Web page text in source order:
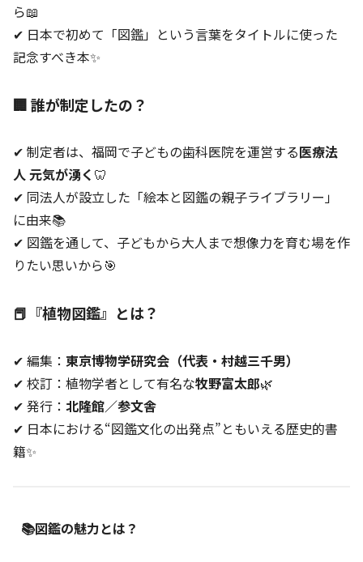
ら📖
✔ 日本で初めて「図鑑」という言葉をタイトルに使った
記念すべき本✨
🏢 誰が制定したの？
✔ 制定者は、福岡で子どもの歯科医院を運営する医療法
人 元気が湧く 🦷
✔ 同法人が設立した「絵本と図鑑の親子ライブラリー」
に由来📚
✔ 図鑑を通して、子どもから大人まで想像力を育む場を作
りたい思いから🎯
📕『植物図鑑』とは？
✔ 編集： 東京博物学研究会（代表・村越三千男）
✔ 校訂：植物学者として有名な牧野富太郎🌿
✔ 発行： 北隆館／参文舎
✔ 日本における“図鑑文化の出発点”ともいえる歴史的書
籍✨
📚図鑑の魅力とは？